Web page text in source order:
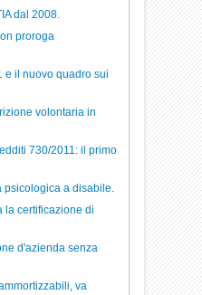
dal 2008.
proroga
e il nuovo quadro sui
volontaria in
730/2011: il primo
psicologica a disabile.
la certificazione di
d'azienda senza
va